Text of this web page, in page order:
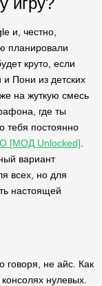
и, честно,
планировали
круто, если
Пони из детских
на жуткую смесь
где ты
тебя постоянно
[МОД Unlocked]
вариант
всех, но для
настоящей
говоря, не айс. Как
нулевых.